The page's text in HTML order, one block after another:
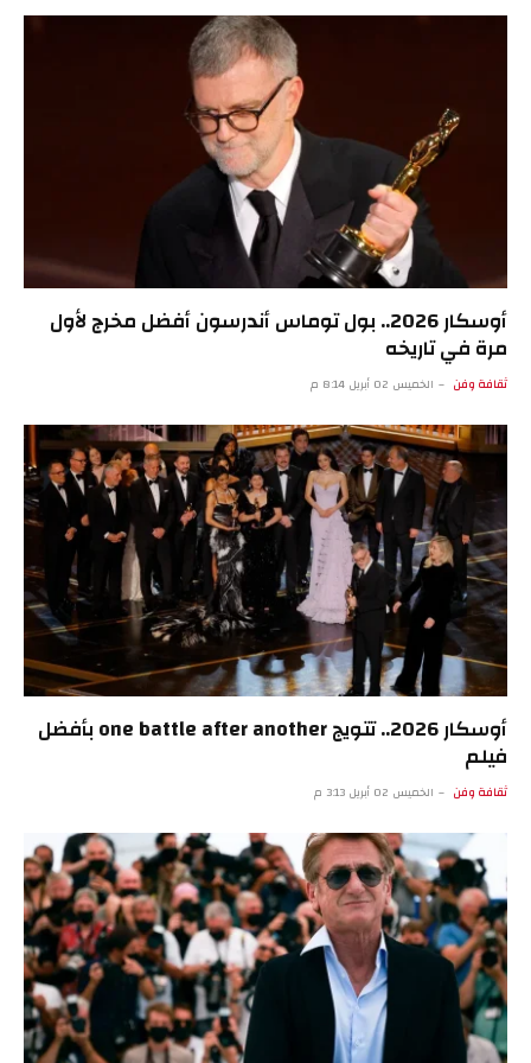
أوسكار 2026.. بول توماس أندرسون أفضل مخرج لأول
مرة في تاريخه
ثقافة وفن الخميس 02 أبريل 8:14 م
أوسكار 2026.. تتويج one battle after another بأفضل
فيلم
ثقافة وفن الخميس 02 أبريل 3:13 م